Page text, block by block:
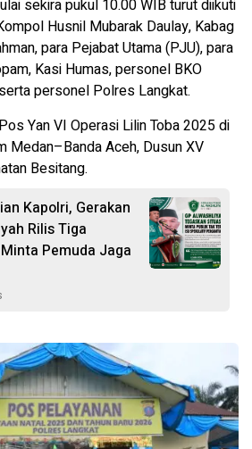
sekira pukul 10.00 WIB turut diikuti
Husnil Mubarak Daulay, Kabag
para Pejabat Utama (PJU), para
Kasi Humas, personel BKO
personel Polres Langkat.
Yan VI Operasi Lilin Toba 2025 di
Medan–Banda Aceh, Dusun XV
Besitang.
Kapolri, Gerakan
Rilis Tiga
Pemuda Jaga